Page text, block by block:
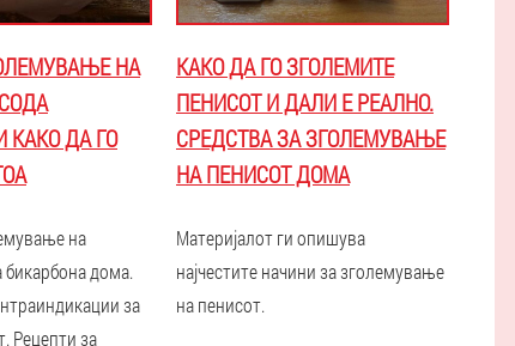
НА
КАКО ДА ГО
на
бикарбона дома.
за
Рецепти за
КАКО ДА ГО ЗГОЛЕМИТЕ
ПЕНИСОТ И ДАЛИ Е РЕАЛНО.
СРЕДСТВА ЗА ЗГОЛЕМУВАЊЕ
НА ПЕНИСОТ ДОМА
Материјалот ги опишува
најчестите начини за зголемување
на пенисот.